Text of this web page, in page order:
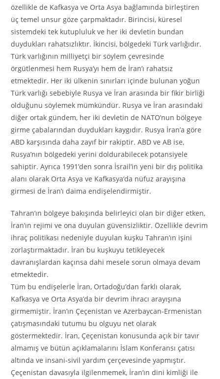
özellikle de Kafkasya ve Orta Asya bağlamında birleştiren
üç temel unsur göze çarpmaktadır. Birincisi, küresel
sistemdeki tek kutupluluk ve her iki devletin bundan
duydukları rahatsızlıktır. İkincisi, bölgedeki Türk varlığıdır.
Türk varlığının milliyetçi bir söylem çevresinde
örgütlenmesi hem Rusya’yı hem de İran’ı rahatsız
etmektedir. Her iki ülkenin sınırları içinde bulunan yoğun
Türk varlığı sebebiyle Rusya ve İran arasında bir fikir birliği
olduğunu söylemek mümkündür. Rusya ve İran arasındaki
diğer ortak gündem, her iki devletin de NATO’nun bölgeye
girme çabalarından duydukları kaygıdır. Rusya İran’a göre
ABD karşısında daha zayıf bir rakiptir. ABD ve AB ise,
Rusya’nın bölgedeki yerini doldurabilecek potansiyele
sahiptir. Ayrıca 1991’den sonra İsrail’in yeni bir dış politika
alanı olarak Orta Asya ve Kafkasya’da nüfuz arayışına
girmesi de İran’ı daima endişelendirmiştir.
Tahran’ın bölgeye bakışında belirleyici olan bir diğer etken,
İran’ın rejimi ve ona duyulan güvensizliktir. Özellikle devrim
ihraç politikası nedeniyle duyulan kuşku Tahran’ın işini
zorlaştırmaktadır. İran bu kuşkuyu tetikleyecek
davranışlardan kaçınsa dahi mesele sorun olmaya devam
etmektedir.
Tüm bu endişelerle İran, Ortadoğu’dan farklı olarak,
Kafkasya ve Orta Asya’da bir devrim ihracı arayışına
girmemiştir. İran’ın Çeçenistan ve Azerbaycan-Ermenistan
çatışmasındaki tutumu bu olguyu net olarak
göstermektedir. İran, Çeçenistan konusunda açık bir tavır
almamış ve bütün açıklamalarını İslam Konferansı çatısı
altında ve insani-sivil yardım çerçevesinde yapmıştır.
Çeçenistan davasıyla ilgilenmemek, İran’ın dini kimliği ile